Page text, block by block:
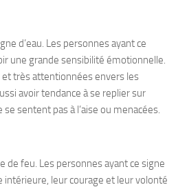
d’eau. Les personnes ayant ce
une grande sensibilité émotionnelle.
très attentionnées envers les
avoir tendance à se replier sur
sentent pas à l’aise ou menacées.
de feu. Les personnes ayant ce signe
intérieure, leur courage et leur volonté